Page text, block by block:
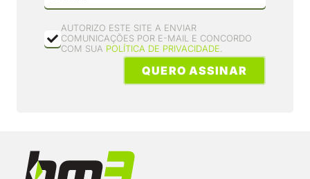
AUTORIZO ESTE SITE A ENVIAR
COMUNICAÇÕES POR E-MAIL E CONCORDO
COM SUA POLÍTICA DE PRIVACIDADE.
QUERO ASSINAR